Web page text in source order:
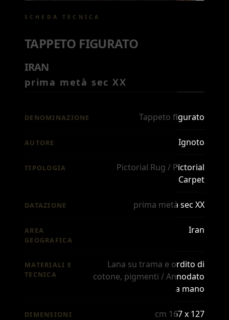
SCHEDA TECNICA
TAPPETO FIGURATO
IRAN
prima metà sec XX
DENOMINAZIONE Tappeto figurato
AUTORE Ignoto
TIPOLOGIA
Pictorial Rug / Pictorial
Carpet
DATAZIONE prima metà sec XX
AREA
GEOGRAFICA
Iran
MATERIALI E
TECNICA
Lana su trama e ordito di
cotone, pigmenti / Annodato
a mano
DIMENSIONI cm 167 x 127